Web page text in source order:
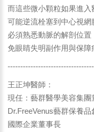
而這些微小顆粒如果進
可能逆流栓塞到中心視
必須熟悉動脈的解剖位
免眼睛失明副作用與保障
王正坤醫師：
現任：藝群醫學美容集團
Dr.FreeVenus藝群保養
國際企業董事長